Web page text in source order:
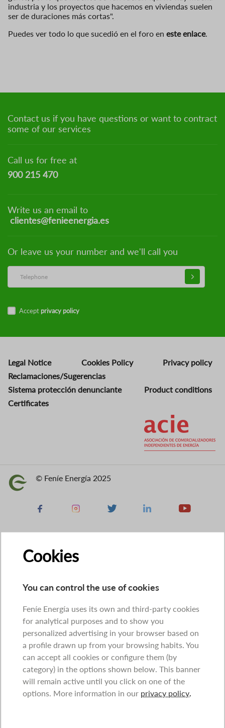
industria y los proyectos que hacemos en viviendas suelen
ser de duraciones más cortas".
Puedes ver todo lo que sucedió en el foro en este enlace.
Contact us if you have questions or want to contract
some of our services
Call us for free at
900 215 470
Write us an email to
clientes@fenieenergia.es
Or leave us your number and we'll call you
Accept privacy policy
Legal Notice Cookies Policy
Privacy policy
Reclamaciones/Sugerencias
Sistema protección denunciante
Product conditions
Certificates
Image © Feníe Energía 2025
Facebook Instagram X Linkedin Youtube
Cookies
You can control the use of cookies
Feníe Energía uses its own and third-party cookies
for analytical purposes and to show you
personalized advertising in your browser based on
a profile drawn up from your browsing habits. You
can accept all cookies or configure them (by
category) in the options shown below. This banner
will remain active until you click on one of the
options. More information in our privacy policy.